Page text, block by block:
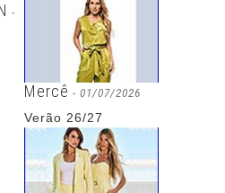
-
Mercê - 01/07/2026
Verão 26/27